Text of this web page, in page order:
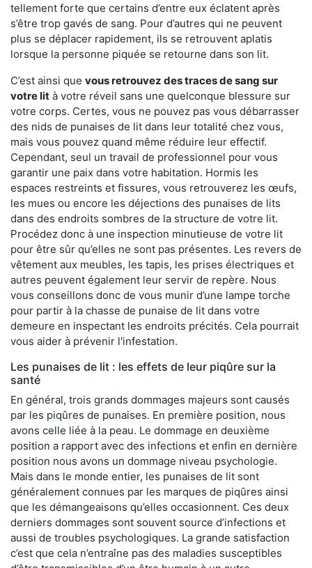
tellement forte que certains d’entre eux éclatent après
s’être trop gavés de sang. Pour d’autres qui ne peuvent
plus se déplacer rapidement, ils se retrouvent aplatis
lorsque la personne piquée se retourne dans son lit.
C’est ainsi que vous retrouvez des traces de sang sur
votre lit à votre réveil sans une quelconque blessure sur
votre corps. Certes, vous ne pouvez pas vous débarrasser
des nids de punaises de lit dans leur totalité chez vous,
mais vous pouvez quand même réduire leur effectif.
Cependant, seul un travail de professionnel pour vous
garantir une paix dans votre habitation. Hormis les
espaces restreints et fissures, vous retrouverez les œufs,
les mues ou encore les déjections des punaises de lits
dans des endroits sombres de la structure de votre lit.
Procédez donc à une inspection minutieuse de votre lit
pour être sûr qu’elles ne sont pas présentes. Les revers de
vêtement aux meubles, les tapis, les prises électriques et
autres peuvent également leur servir de repère. Nous
vous conseillons donc de vous munir d’une lampe torche
pour partir à la chasse de punaise de lit dans votre
demeure en inspectant les endroits précités. Cela pourrait
vous aider à prévenir l'infestation.
Les punaises de lit : les effets de leur piqûre sur la
santé
En général, trois grands dommages majeurs sont causés
par les piqûres de punaises. En première position, nous
avons celle liée à la peau. Le dommage en deuxième
position a rapport avec des infections et enfin en dernière
position nous avons un dommage niveau psychologie.
Mais dans le monde entier, les punaises de lit sont
généralement connues par les marques de piqûres ainsi
que les démangeaisons qu’elles occasionnent. Ces deux
derniers dommages sont souvent source d’infections et
aussi de troubles psychologiques. La grande satisfaction
c’est que cela n’entraîne pas des maladies susceptibles